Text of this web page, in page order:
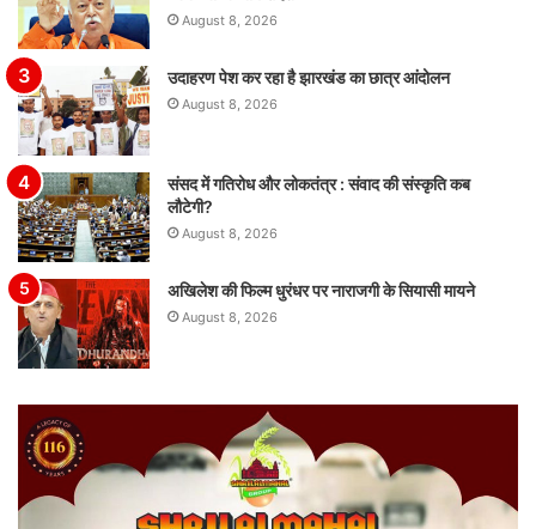
August 8, 2026
उदाहरण पेश कर रहा है झारखंड का छात्र आंदोलन
August 8, 2026
संसद में गतिरोध और लोकतंत्र : संवाद की संस्कृति कब
लौटेगी?
August 8, 2026
अखिलेश की फिल्म धुरंधर पर नाराजगी के सियासी मायने
August 8, 2026